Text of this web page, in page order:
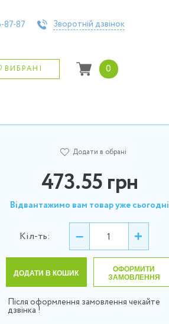
87-87 Зворотній дзвінок
ВИБРАНІ 0
Додати в обрані
473.55грн
Відвантажимо вам товар уже сьогодні
Кіл-ть: – +
ДОДАТИ В КОШИК
ОФОРМИТИ
ЗАМОВЛЕННЯ
Після оформлення замовлення чекайте
дзвінка !